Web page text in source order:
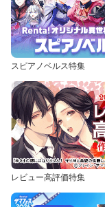
スピアノベルス特集
レビュー高評価特集